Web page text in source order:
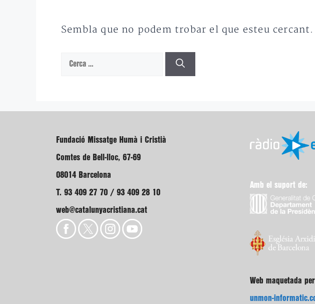
Sembla que no podem trobar el que esteu
Cerca:
Fundació Missatge Humà i Cristià
Comtes de Bell-lloc, 67-69
08014 Barcelona
T. 93 409 27 70 / 93 409 28 10
web@catalunyacristiana.cat
Amb el suport de:
Web maquetada
unmon-